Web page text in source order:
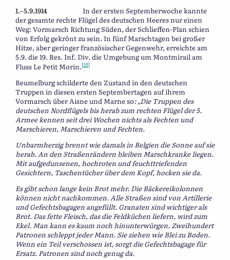
1.–5.9.1914 In der ersten Septemberwoche kannte
der gesamte rechte Flügel des deutschen Heeres nur einen
Weg: Vormarsch Richtung Süden, der Schlieffen-Plan schien
von Erfolg gekrönt zu sein. In fünf Marschtagen bei großer
Hitze, aber geringer französischer Gegenwehr, erreichte am
5.9. die 19. Res. Inf. Div. die Umgebung um Montmirail am
Fluss Le Petit Morin.[25]
Beumelburg schilderte den Zustand in den deutschen
Truppen in diesen ersten Septembertagen auf ihrem
Vormarsch über Aisne und Marne so: „Die Truppen des
deutschen Nordflügels bis herab zum rechten Flügel der 5.
Armee kennen seit drei Wochen nichts als Fechten und
Marschieren, Marschieren und Fechten.
Unbarmherzig brennt wie damals in Belgien die Sonne auf sie
herab. An den Straßenrändern bleiben Marschkranke liegen.
Mit aufgedunsenen, hochroten und feuchttriefenden
Gesichtern, Taschentücher über dem Kopf, hocken sie da.
Es gibt schon lange kein Brot mehr. Die Bäckereikolonnen
können nicht nachkommen. Alle Straßen sind von Artillerie
und Gefechtsbagagen angefüllt. Granaten sind wichtiger als
Brot. Das fette Fleisch, das die Feldküchen liefern, wird zum
Ekel. Man kann es kaum noch hinunterwürgen. Zweihundert
Patronen schleppt jeder Mann. Sie ziehen wie Blei zu Boden.
Wenn ein Teil verschossen ist, sorgt die Gefechtsbagage für
Ersatz. Patronen sind noch genug da.